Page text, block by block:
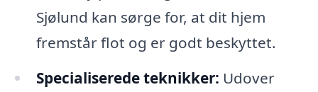
Sjølund kan sørge for, at dit hjem
fremstår flot og er godt beskyttet.
Specialiserede teknikker: Udover